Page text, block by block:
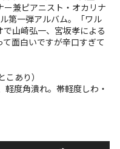
兼ピアニスト・オカリナ
第一弾アルバム。「ワル
山崎弘一、宮坂孝による
面白いですが辛口すぎて
あり）
軽度角潰れ。帯軽度しわ・